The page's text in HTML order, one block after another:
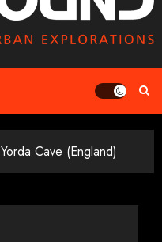
Yorda Cave (England)